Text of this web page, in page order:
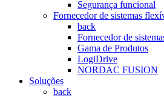
Segurança funcional
Fornecedor de sistemas
back
Fornecedor de
Gama de Produtos
LogiDrive
NORDAC FUSION
Soluções
back